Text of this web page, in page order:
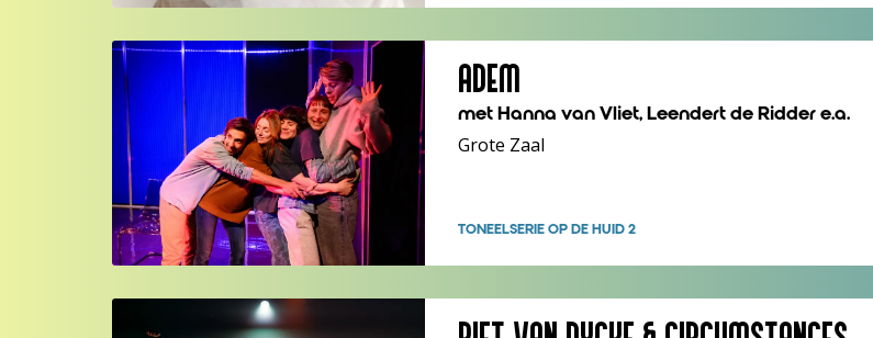
ADEM
met Hanna van Vliet, Leendert de Ridder e.a.
Grote Zaal
TONEELSERIE OP DE HUID 2